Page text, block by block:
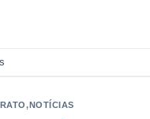
,NOTÍCIAS